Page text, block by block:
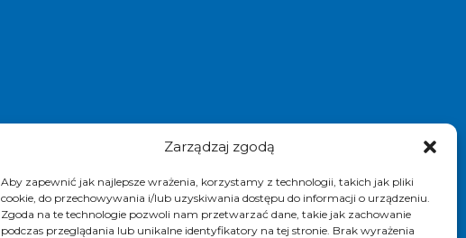
Zarządzaj zgodą
Aby zapewnić jak najlepsze wrażenia, korzystamy z technologii, takich jak pliki
cookie, do przechowywania i/lub uzyskiwania dostępu do informacji o urządzeniu.
Zgoda na te technologie pozwoli nam przetwarzać dane, takie jak zachowanie
podczas przeglądania lub unikalne identyfikatory na tej stronie. Brak wyrażenia